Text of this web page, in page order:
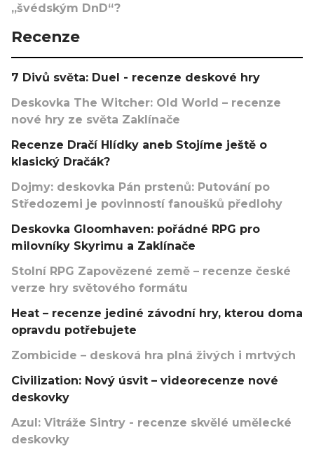
„švédským DnD“?
Recenze
7 Divů světa: Duel - recenze deskové hry
Deskovka The Witcher: Old World – recenze
nové hry ze světa Zaklínače
Recenze Dračí Hlídky aneb Stojíme ještě o
klasický Dračák?
Dojmy: deskovka Pán prstenů: Putování po
Středozemi je povinností fanoušků předlohy
Deskovka Gloomhaven: pořádné RPG pro
milovníky Skyrimu a Zaklínače
Stolní RPG Zapovězené země – recenze české
verze hry světového formátu
Heat – recenze jediné závodní hry, kterou doma
opravdu potřebujete
Zombicide – desková hra plná živých i mrtvých
Civilization: Nový úsvit – videorecenze nové
deskovky
Azul: Vitráže Sintry - recenze skvělé umělecké
deskovky